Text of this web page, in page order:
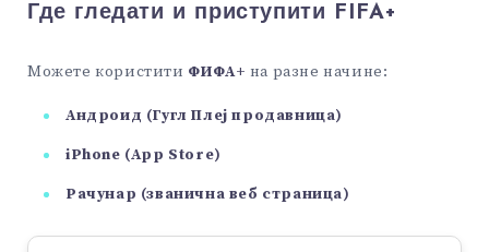
Где гледати и приступити FIFA+
Можете користити ФИФА+ на разне начине:
Андроид (Гугл Плеј продавница)
iPhone (App Store)
Рачунар (званична веб страница)